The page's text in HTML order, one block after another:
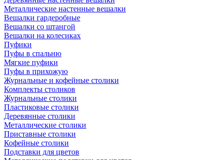
Металлические настенные вешалки
Вешалки гардеробные
Вешалки со штангой
Вешалки на колесиках
Пуфики
Пуфы в спальню
Мягкие пуфики
Пуфы в прихожую
Журнальные и кофейные столики
Комплекты столиков
Журнальные столики
Пластиковые столики
Деревянные столики
Металлические столики
Приставные столики
Кофейные столики
Подставки для цветов